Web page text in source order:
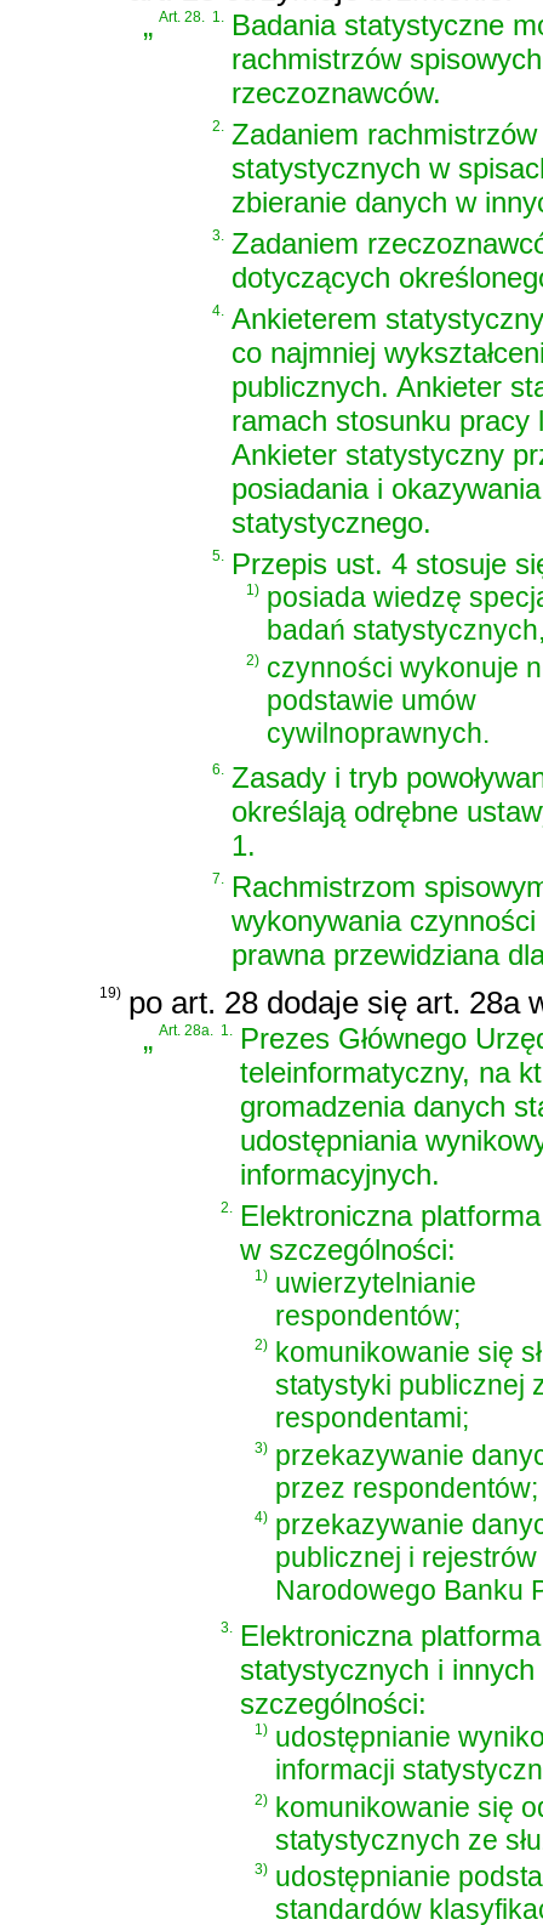
„Art. 28. 1. Badania statystyczne
rachmistrzów
rzeczoznawców.
2. Zadaniem
statystycznych w
zbieranie danych w
3. Zadaniem
dotyczących
4. Ankieterem
co najmniej
publicznych. Ankieter
ramach stosunku pracy
Ankieter statystyczny
posiadania i
statystycznego.
5. Przepis ust. 4 stosuje
1) posiada wiedzę
badań
2) czynności wykonuje
podstawie umów
cywilnoprawnych.
6. Zasady i tryb
określają odrębne
1.
7. Rachmistrzom
wykonywania
prawna przewidziana
19) po art. 28 dodaje się art. 28a
„Art. 28a. 1.
Prezes Głównego
teleinformatyczny, na
gromadzenia danych
udostępniania
informacyjnych.
2.
Elektroniczna
w szczególności:
1) uwierzytelnianie
respondentów;
2)
komunikowanie się
statystyki publicznej
respondentami;
3) przekazywanie
przez respondentów;
4) przekazywanie
publicznej i
Narodowego Banku
3. Elektroniczna
statystycznych i
szczególności:
1) udostępnianie
informacji
2) komunikowanie się
statystycznych ze
3) udostępnianie
standardów